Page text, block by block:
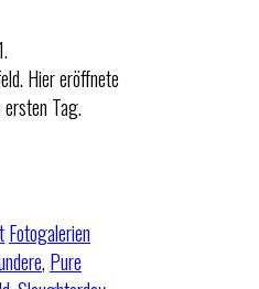
Hier eröffnete
ersten Tag.
Fotogalerien
, Pure